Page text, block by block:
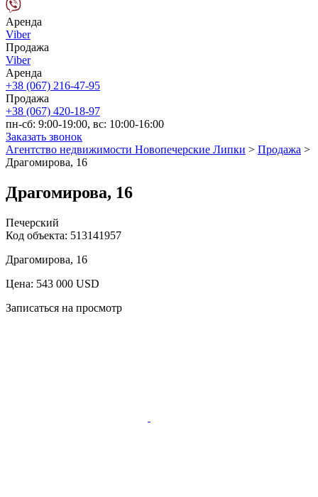
Аренда
Viber
Продажа
Viber
Аренда
+38 (067) 216-47-95
Продажа
+38 (067) 420-18-97
пн-сб: 9:00-19:00, вс: 10:00-16:00
Заказать звонок
Агентство недвижимости Новопечерские Липки > Продажа >
Драгомирова, 16
Драгомирова, 16
Печерский
Код объекта: 513141957
Драгомирова, 16
Цена: 543 000 USD
Записаться на просмотр